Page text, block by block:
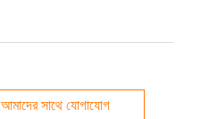
আমাদের সাথে যোগাযোগ